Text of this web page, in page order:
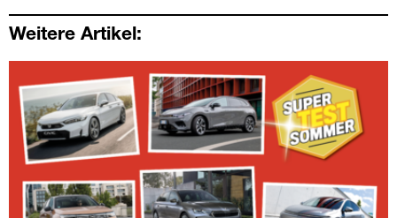
Weitere Artikel: